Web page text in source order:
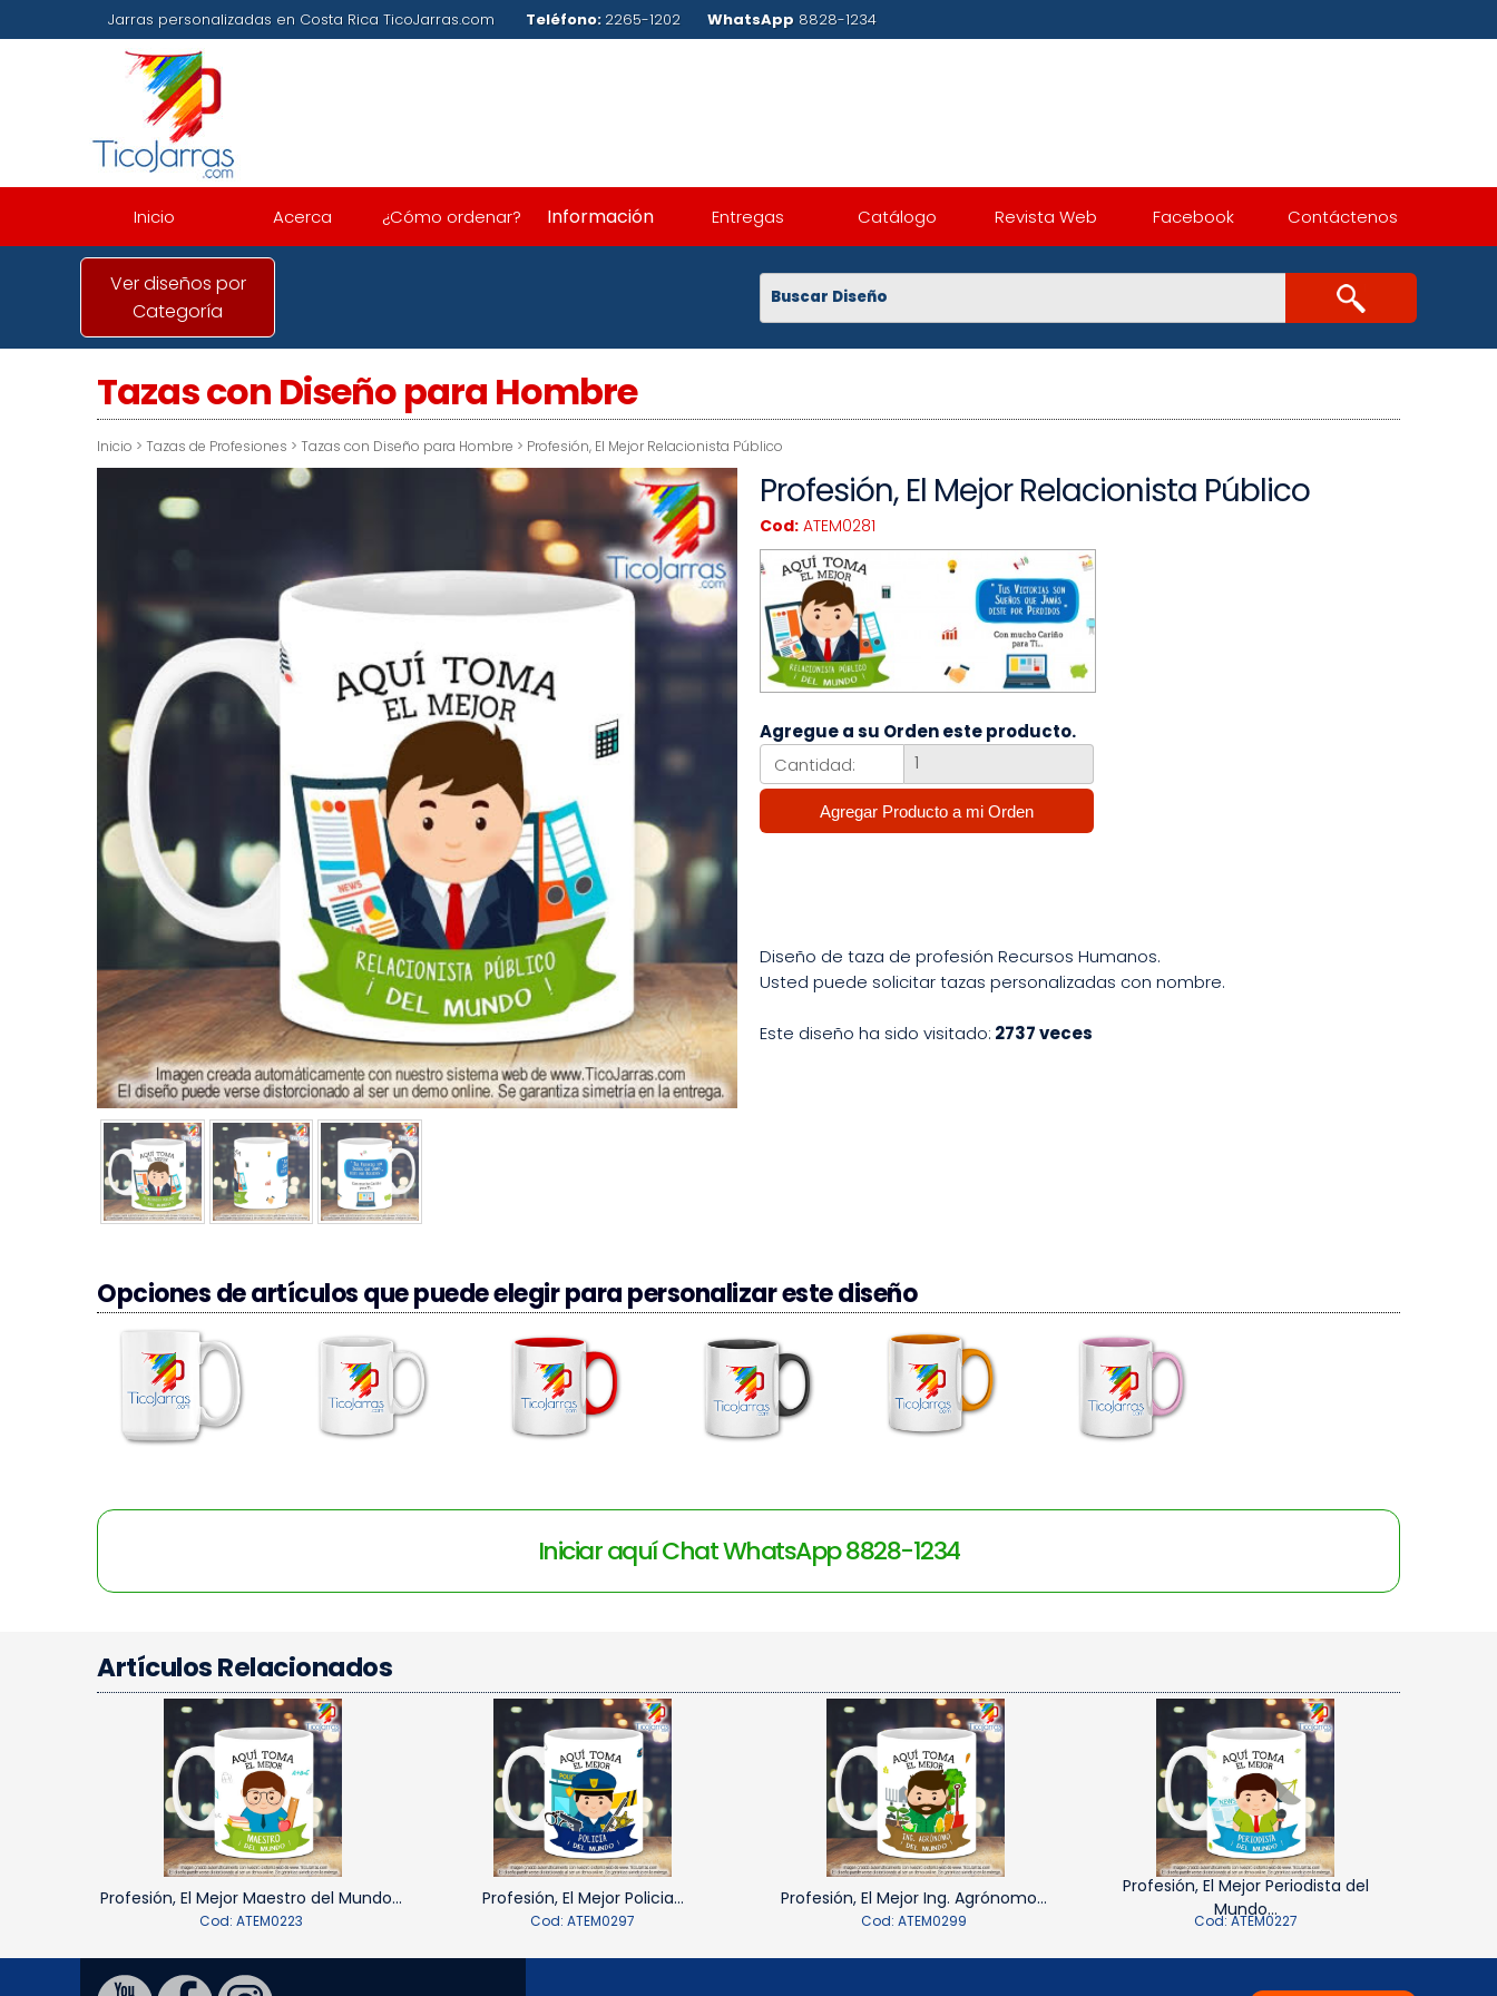
Jarras personalizadas en Costa Rica TicoJarras.com Teléfono: 2265-1202 WhatsApp 8828-1234
Inicio Acerca ¿Cómo ordenar? Información Entregas Catálogo Revista Web Facebook Contáctenos
Ver diseños por
Categoría
Tazas con Diseño para Hombre
Inicio > Tazas de Profesiones > Tazas con Diseño para Hombre > Profesión, El Mejor Relacionista Público
Profesión, El Mejor Relacionista Público
Cod: ATEM0281
Agregue a su Orden este producto.
Cantidad:
Diseño de taza de profesión Recursos Humanos.
Usted puede solicitar tazas personalizadas con nombre.
Este diseño ha sido visitado: 2737 veces
Opciones de artículos que puede elegir para personalizar este diseño
Iniciar aquí Chat WhatsApp 8828-1234
Artículos Relacionados
Profesión, El Mejor Maestro del Mundo...
Cod: ATEM0223
Profesión, El Mejor Policia...
Cod: ATEM0297
Profesión, El Mejor Ing. Agrónomo...
Cod: ATEM0299
Profesión, El Mejor Periodista del
Mundo...
Cod: ATEM0227